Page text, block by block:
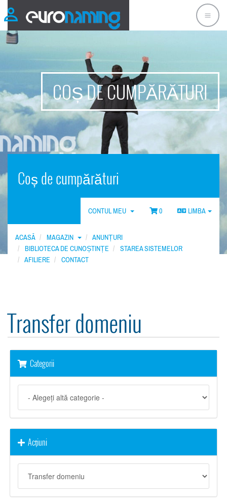
COȘ DE CUMPĂRĂTURI
Coș de cumpărături
LIMBA
0
CONTUL MEU
ACASĂ MAGAZIN
ANUNȚURI
BIBLIOTECA DE CUNOȘTINȚE
STAREA SISTEMELOR
AFILIERE
CONTACT
Transfer domeniu
Categorii
Acțiuni